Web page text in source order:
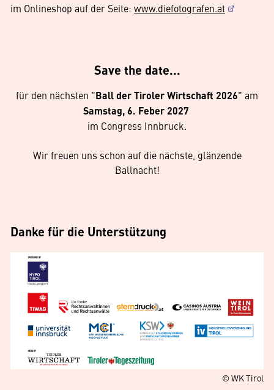
im Onlineshop auf der Seite: www.diefotografen.at
Save the date...
für den nächsten "Ball der Tiroler Wirtschaft 2026" am
Samstag, 6. Feber 2027
im Congress Innbruck.
Wir freuen uns schon auf die nächste, glänzende
Ballnacht!
Danke für die Unterstützung
© WK Tirol